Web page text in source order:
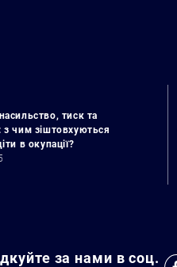
тиск та
з чим зіштовхуються
в окупації?
за нами в соц.